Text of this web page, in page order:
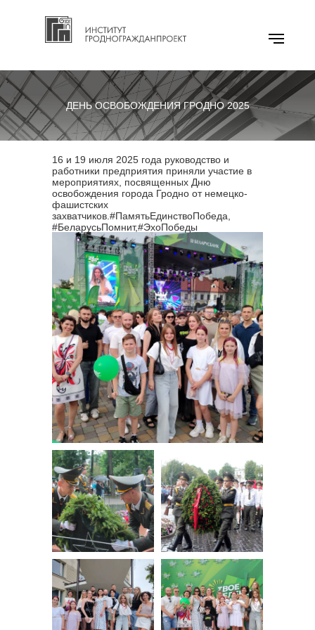
ДЕНЬ ОСВОБОЖДЕНИЯ ГРОДНО 2025
16 и 19 июля 2025 года руководство и
работники предприятия приняли участие в
мероприятиях, посвященных Дню
освобождения города Гродно от немецко-
фашистских
захватчиков.#ПамятьЕдинствоПобеда,
#БеларусьПомнит,#ЭхоПобеды